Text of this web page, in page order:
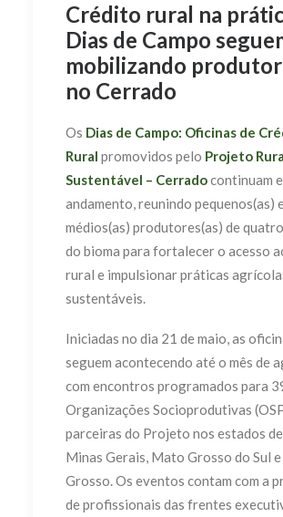
Crédito rural na
Dias de Campo
mobilizando
no Cerrado
Os Dias de Campo: Oficinas de
Rural promovidos pelo Projeto
Sustentável – Cerradocontinuam
andamento, reunindo pequenos(as)
médios(as) produtores(as) de
do bioma para fortalecer o acesso
rural e impulsionar práticas
sustentáveis.
Iniciadas no dia 21 de maio, as
seguem acontecendo até o mês de
com encontros programados para
Organizações Socioprodutivas
parceiras do Projeto nos estados
Minas Gerais, Mato Grosso do Sul
Grosso. Os eventos contam com a
de profissionais das frentes